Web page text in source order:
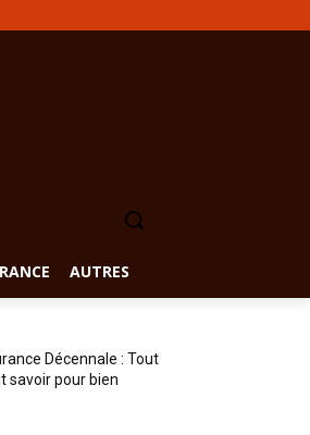
AUTRES
Décennale : Tout
savoir pour bien